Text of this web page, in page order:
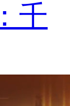
千